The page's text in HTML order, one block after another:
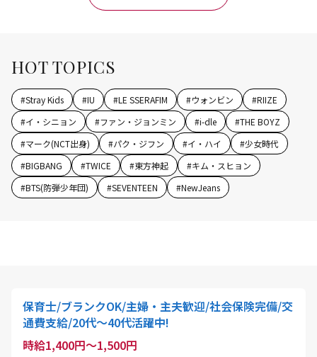
HOT TOPICS
#Stray Kids #IU #LE SSERAFIM #ウォンビン #RIIZE
#イ・シニョン #ファン・ジョンミン #i-dle #THE BOYZ
#マーク(NCT出身) #パク・ジフン #イ・ハイ #少女時代
#BIGBANG #TWICE #東方神起 #キム・スヒョン
#BTS(防弾少年団) #SEVENTEEN #NewJeans
保育士/ブランクOK/主婦・主夫歓迎/社会保険完備/交
通費支給/20代～40代活躍中!
時給1,400円～1,500円